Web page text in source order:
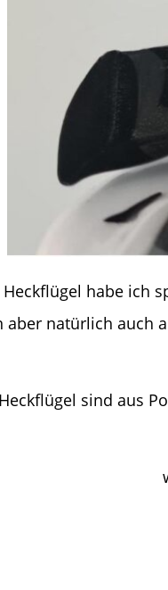
Heckflügel habe ich
aber natürlich auch
sind aus